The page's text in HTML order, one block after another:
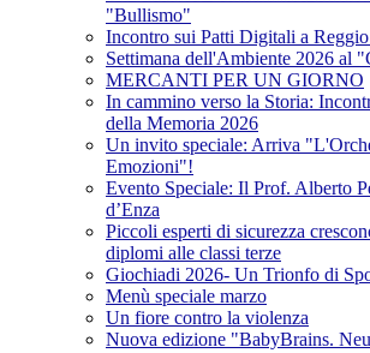
"Bullismo"
Incontro sui Patti Digitali a
Settimana dell'Ambiente 2026 al
MERCANTI PER UN GIORNO
In cammino verso la Storia:
della Memoria 2026
Un invito speciale: Arriva
Emozioni"!
Evento Speciale: Il Prof. Alberto
d’Enza
Piccoli esperti di sicurezza
diplomi alle classi terze
Giochiadi 2026- Un Trionfo di
Menù speciale marzo
Un fiore contro la violenza
Nuova edizione "BabyBrains.